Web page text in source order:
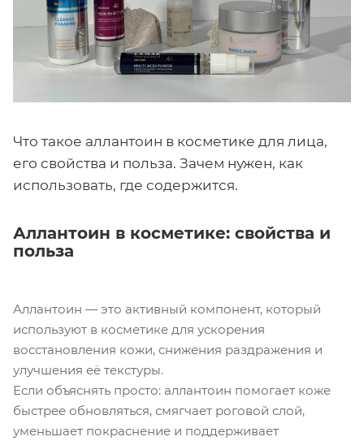
Что такое аллантоин в косметике для лица,
его свойства и польза. Зачем нужен, как
использовать, где содержится.
Аллантоин в косметике: свойства и
польза
Аллантоин — это активный компонент, который
используют в косметике для ускорения
восстановления кожи, снижения раздражения и
улучшения её текстуры.
Если объяснять просто: аллантоин помогает коже
быстрее обновляться, смягчает роговой слой,
уменьшает покраснение и поддерживает